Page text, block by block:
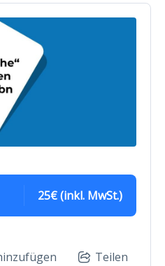
25€ (inkl. MwSt.)
Teilen